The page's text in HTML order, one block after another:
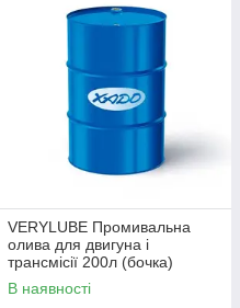
VERYLUBE Промивальна
олива для двигуна і
трансмісії 200л (бочка)
В наявності